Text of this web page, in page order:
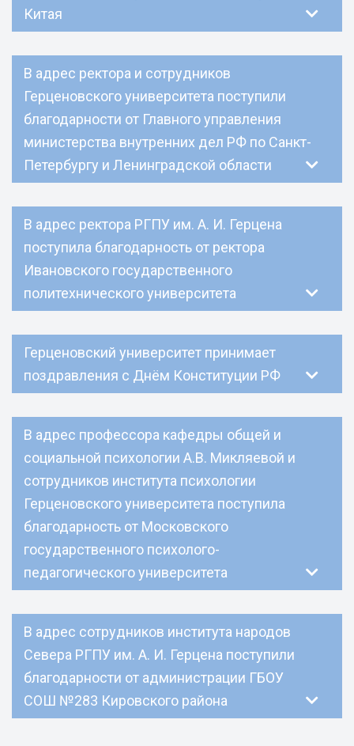
Китая
В адрес ректора и сотрудников
Герценовского университета поступили
благодарности от Главного управления
министерства внутренних дел РФ по Санкт-
Петербургу и Ленинградской области
В адрес ректора РГПУ им. А. И. Герцена
поступила благодарность от ректора
Ивановского государственного
политехнического университета
Герценовский университет принимает
поздравления с Днём Конституции РФ
В адрес профессора кафедры общей и
социальной психологии А.В. Микляевой и
сотрудников института психологии
Герценовского университета поступила
благодарность от Московского
государственного психолого-
педагогического университета
В адрес сотрудников института народов
Севера РГПУ им. А. И. Герцена поступили
благодарности от администрации ГБОУ
СОШ №283 Кировского района